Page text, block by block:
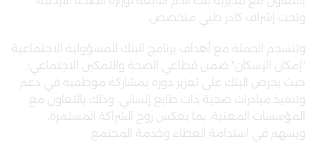
وتحت إشراف كادر طبي متخصص.
وتنسجم الحملة مع أهداف برنامج البنك للمسؤولية الاجتماعية
"إمكان الإسكان" ضمن قطاعي الصحة والتمكين الاجتماعي؛
حيث يحرص البنك على تعزيز دوره بمشاركة موظفيه في دعم
وتنفيذ مبادرات صحية ذات طابع إنساني، وذلك بالتعاون مع
المؤسسات المعنية، بما يعكس روح الشراكة المستمرة،
ويسهم في استدامة العطاء وخدمة المجتمع.